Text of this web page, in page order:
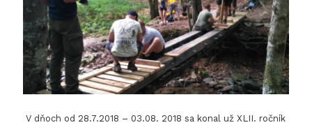
V dňoch od 28.7.2018 – 03.08. 2018 sa konal už XLII. ročník